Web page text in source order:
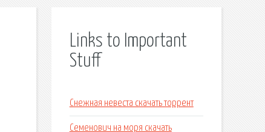
Links to Important
Stuff
Снежная невеста скачать торрент
Семенович на моря скачать